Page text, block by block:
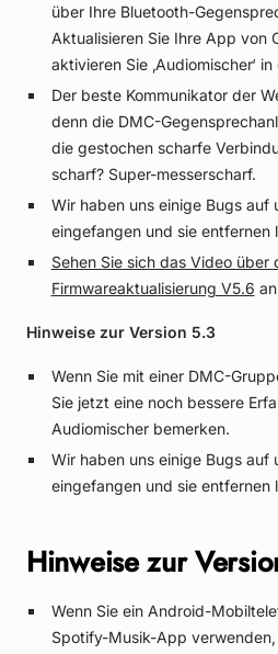
über Ihre Bluetooth-
Aktualisieren Sie Ihre App von
aktivieren Sie ‚Audiomischer‘ in
Der beste Kommunikator der
denn die DMC-
die gestochen scharfe
scharf? Super-messerscharf.
Wir haben uns einige Bugs auf
eingefangen und sie entfernen
Sehen Sie sich das Video über
Firmwareaktualisierung V5.6 an
Hinweise zur Version 5.3
Wenn Sie mit einer DMC-
Sie jetzt eine noch bessere
Audiomischer bemerken.
Wir haben uns einige Bugs auf
eingefangen und sie entfernen
Hinweise zur
Wenn Sie ein Android-
Spotify-Musik-App